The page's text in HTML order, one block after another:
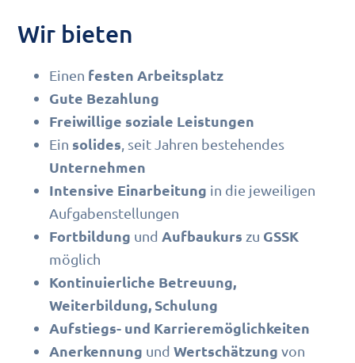
Wir bieten
Einen festen Arbeitsplatz
Gute Bezahlung
Freiwillige soziale Leistungen
Ein solides , seit Jahren bestehendes
Unternehmen
Intensive Einarbeitung in die jeweiligen
Aufgabenstellungen
Fortbildung und Aufbaukurs zu GSSK
möglich
Kontinuierliche Betreuung,
Weiterbildung, Schulung
Aufstiegs- und Karrieremöglichkeiten
Anerkennung undWertschätzungvon